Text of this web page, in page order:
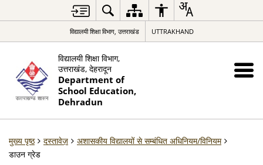
विद्यालयी शिक्षा विभाग, उत्तराखंड UTTRAKHAND
विद्यालयी शिक्षा विभाग,
उत्तराखंड, देहरादून
Department of
School Education,
Dehradun
मुख्य पृष्ठ दस्तावेज़
अशासकीय विद्यालयों से सम्बंधित अधिनियम/विनियम
डाउन ग्रेड